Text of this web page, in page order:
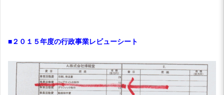
■２０１５年度の行政事業レビューシート